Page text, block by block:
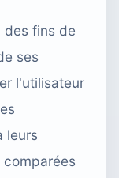
des fins de
ses
l'utilisateur
leurs